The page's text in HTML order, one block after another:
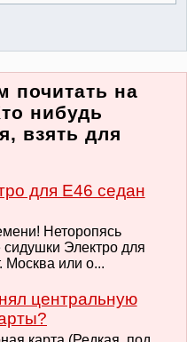
почитать на
нибудь
взять для
для Е46 седан
Неторопясь
Электро для
Москва или о...
центральную